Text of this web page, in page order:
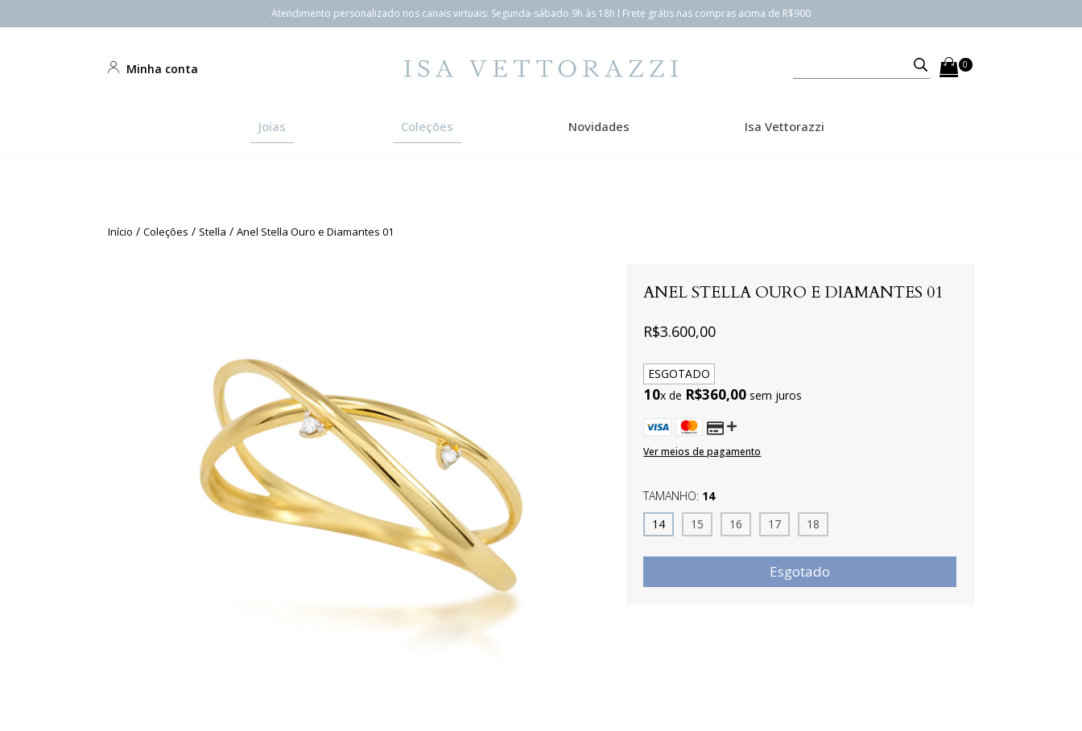
Atendimento personalizado nos canais virtuais: Segunda-sábado 9h às 18h l Frete grátis nas compras acima de R$900
Minha conta 0
Joias Coleções Novidades Isa Vettorazzi
Início / Coleções / Stella / Anel Stella Ouro e Diamantes 01
ANEL STELLA OURO E DIAMANTES 01
R$3.600,00
ESGOTADO
10x de R$360,00 sem juros
Ver meios de pagamento
TAMANHO: 14
14
15 16 17 18